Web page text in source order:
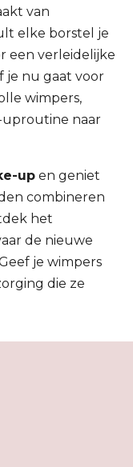
van
elke borstel je
een verleidelijke
je nu gaat voor
wimpers,
uproutine naar
up en geniet
combineren
het
de nieuwe
je wimpers
die ze